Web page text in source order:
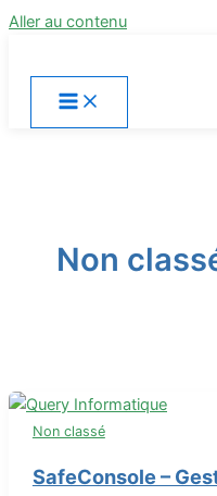
Aller au contenu
Non
Non classé
SafeConsole –